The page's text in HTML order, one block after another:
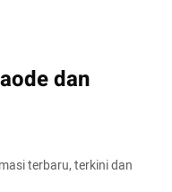
dan
terbaru, terkini dan